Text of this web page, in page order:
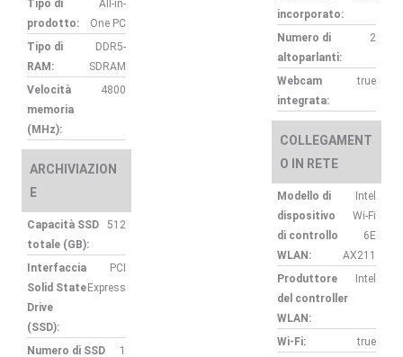
Tipo di
prodotto:
All-in-
One PC
Tipo di
RAM:
DDR5-
SDRAM
Velocità
memoria
(MHz):
4800
ARCHIVIAZION
E
Capacità SSD
totale (GB):
512
Interfaccia
Solid State
Drive
(SSD):
PCI
Express
Numero di SSD
1
incorporato:
Numero di
altoparlanti:
2
Webcam
integrata:
true
COLLEGAMENT
O IN RETE
Modello di
dispositivo
di controllo
WLAN:
Intel
Wi-Fi
6E
AX211
Produttore
del controller
WLAN:
Intel
Wi-Fi: true